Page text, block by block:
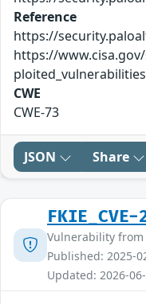
Reference
https://
https://
CWE
CWE-73
JSON Share
Vulnerability from
Published: 2025-
Updated: 2026-